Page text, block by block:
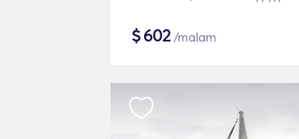
$602/malam